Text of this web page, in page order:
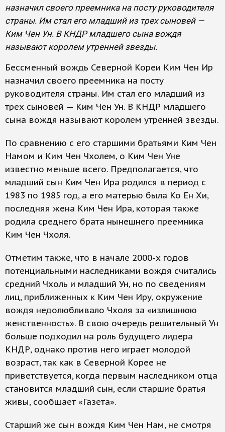
назначил своего преемника на посту руководителя
страны. Им стал его младший из трех сыновей —
Ким Чен Ун. В КНДР младшего сына вождя
называют королем утренней звезды.
Бессменный вождь Северной Кореи Ким Чен Ир
назначил своего преемника на посту
руководителя страны. Им стал его младший из
трех сыновей — Ким Чен Ун. В КНДР младшего
сына вождя называют королем утренней звезды.
По сравнению с его старшими братьями Ким Чен
Намом и Ким Чен Чхолем, о Ким Чен Уне
известно меньше всего. Предполагается, что
младший сын Ким Чен Ира родился в период с
1983 по 1985 год, а его матерью была Ко Ен Хи,
последняя жена Ким Чен Ира, которая также
родила среднего брата нынешнего преемника
Ким Чен Чхоля.
Отметим также, что в начале 2000-х годов
потенциальными наследниками вождя считались
средний Чхоль и младший Ун, но по сведениям
лиц, приближенных к Ким Чен Иру, окружение
вождя недолюбливало Чхоля за «излишнюю
женственность». В свою очередь решительный Ун
больше подходил на роль будущего лидера
КНДР, однако против него играет молодой
возраст, так как в Северной Корее не
приветствуется, когда первым наследником отца
становится младший сын, если старшие братья
живы, сообщает «Газета».
Старший же сын вождя Ким Чен Нам, не смотря